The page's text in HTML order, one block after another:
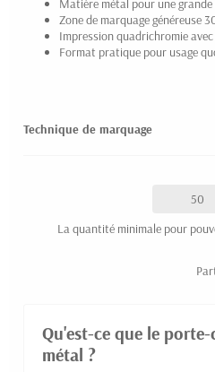
Matière métal pour une
Zone de marquage généreuse
Impression quadrichromie
Format pratique pour usage
Technique de marquage
La quantité minimale pour
Qu'est-ce que le
métal ?